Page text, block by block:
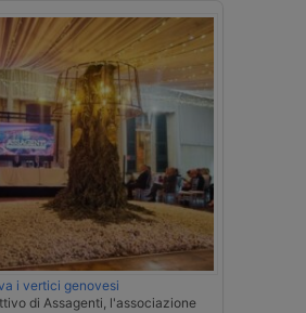
i vertici genovesi
di Assagenti, l'associazione